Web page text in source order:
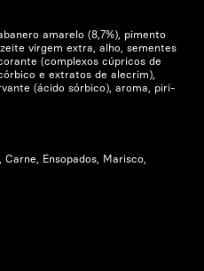
amarelo (8,7%), pimento
virgem extra, alho, sementes
(complexos cúpricos de
e extratos de alecrim),
(ácido sórbico), aroma, piri-
Carne, Ensopados, Marisco,